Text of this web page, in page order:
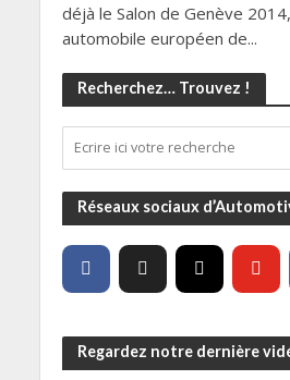
déjà le Salon de Genève
automobile européen de...
Recherchez… Trouvez !
Réseaux sociaux
Regardez notre dernière